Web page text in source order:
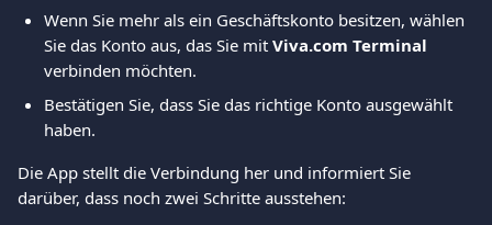
Wenn Sie mehr als ein Geschäftskonto besitzen, wählen
Sie das Konto aus, das Sie mit Viva.com Terminal
verbinden möchten.
Bestätigen Sie, dass Sie das richtige Konto ausgewählt
haben.
Die App stellt die Verbindung her und informiert Sie
darüber, dass noch zwei Schritte ausstehen: